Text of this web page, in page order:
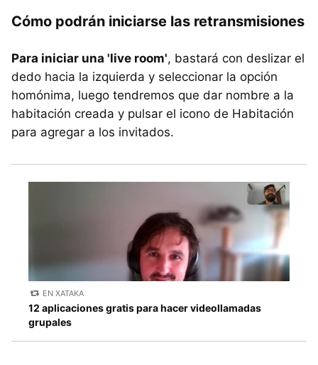
Cómo podrán iniciarse las retransmisiones
Para iniciar una 'live room', bastará con deslizar el
dedo hacia la izquierda y seleccionar la opción
homónima, luego tendremos que dar nombre a la
habitación creada y pulsar el icono de Habitación
para agregar a los invitados.
EN XATAKA
12 aplicaciones gratis para hacer videollamadas
grupales